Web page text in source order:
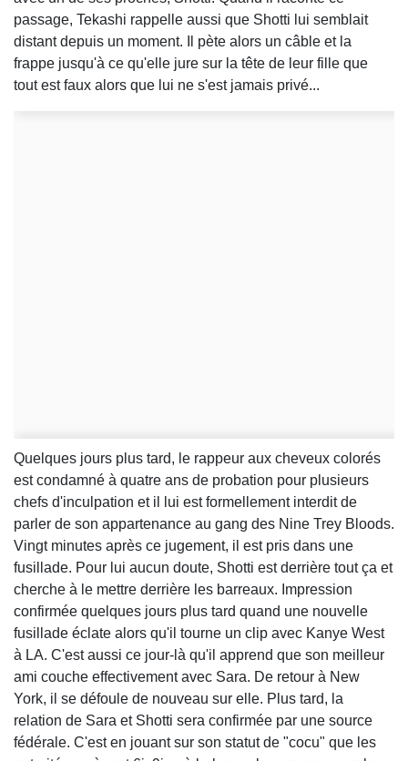
passage, Tekashi rappelle aussi que Shotti lui semblait
distant depuis un moment. Il pète alors un câble et la
frappe jusqu'à ce qu'elle jure sur la tête de leur fille que
tout est faux alors que lui ne s'est jamais privé...
Quelques jours plus tard, le rappeur aux cheveux colorés
est condamné à quatre ans de probation pour plusieurs
chefs d'inculpation et il lui est formellement interdit de
parler de son appartenance au gang des Nine Trey Bloods.
Vingt minutes après ce jugement, il est pris dans une
fusillade. Pour lui aucun doute, Shotti est derrière tout ça et
cherche à le mettre derrière les barreaux. Impression
confirmée quelques jours plus tard quand une nouvelle
fusillade éclate alors qu'il tourne un clip avec Kanye West
à LA. C'est aussi ce jour-là qu'il apprend que son meilleur
ami couche effectivement avec Sara. De retour à New
York, il se défoule de nouveau sur elle. Plus tard, la
relation de Sara et Shotti sera confirmée par une source
fédérale. C'est en jouant sur son statut de "cocu" que les